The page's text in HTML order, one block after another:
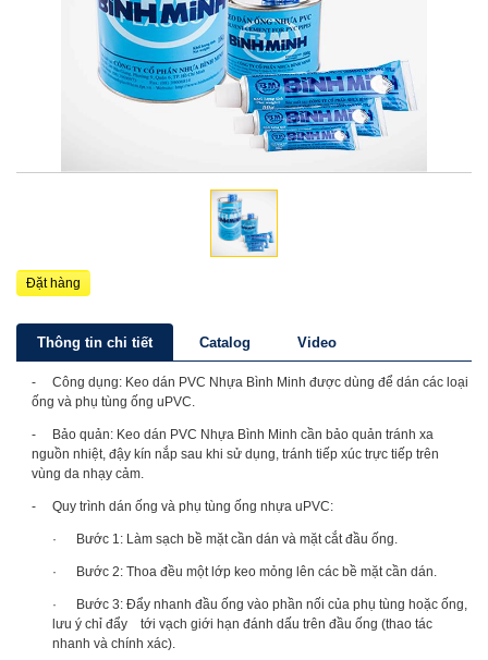
Đặt hàng
Thông tin chi tiết Catalog Video
- Công dụng: Keo dán PVC Nhựa Bình Minh được dùng để dán các loại
ống và phụ tùng ống uPVC.
- Bảo quản: Keo dán PVC Nhựa Bình Minh cần bảo quản tránh xa
nguồn nhiệt, đậy kín nắp sau khi sử dụng, tránh tiếp xúc trực tiếp trên
vùng da nhạy cảm.
- Quy trình dán ống và phụ tùng ống nhựa uPVC:
· Bước 1: Làm sạch bề mặt cần dán và mặt cắt đầu ống.
· Bước 2: Thoa đều một lớp keo mỏng lên các bề mặt cần dán.
· Bước 3: Đẩy nhanh đầu ống vào phần nối của phụ tùng hoặc ống,
lưu ý chỉ đẩy tới vạch giới hạn đánh dấu trên đầu ống (thao tác
nhanh và chính xác).